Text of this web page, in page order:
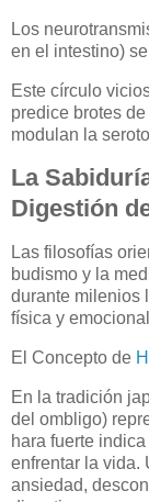
Los
en el intestino)
Este círculo
predice brotes
modulan la
La
Digestión
Las filosofías
budismo y la
durante milenios
física y
El Concepto de
En la tradición
del ombligo)
hara fuerte
enfrentar la vida.
ansiedad,